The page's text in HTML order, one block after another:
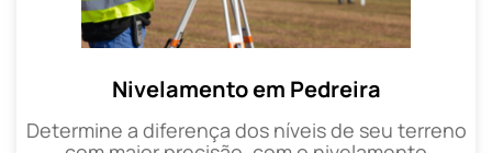
Nivelamento em Pedreira
Determine a diferença dos níveis de seu terreno